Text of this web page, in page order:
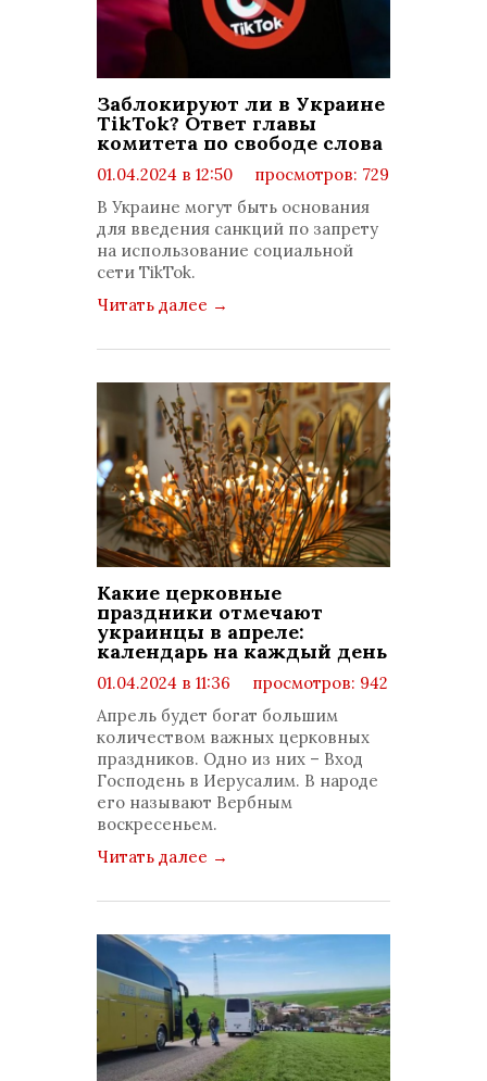
Заблокируют ли в Украине
TikTok? Ответ главы
комитета по свободе слова
01.04.2024 в 12:50
просмотров: 729
комментариев: 0
В Украине могут быть основания
для введения санкций по запрету
на использование социальной
сети TikTok.
Читать далее →
Какие церковные
праздники отмечают
украинцы в апреле:
календарь на каждый день
01.04.2024 в 11:36
просмотров: 942
комментариев: 0
Апрель будет богат большим
количеством важных церковных
праздников. Одно из них – Вход
Господень в Иерусалим. В народе
его называют Вербным
воскресеньем.
Читать далее →